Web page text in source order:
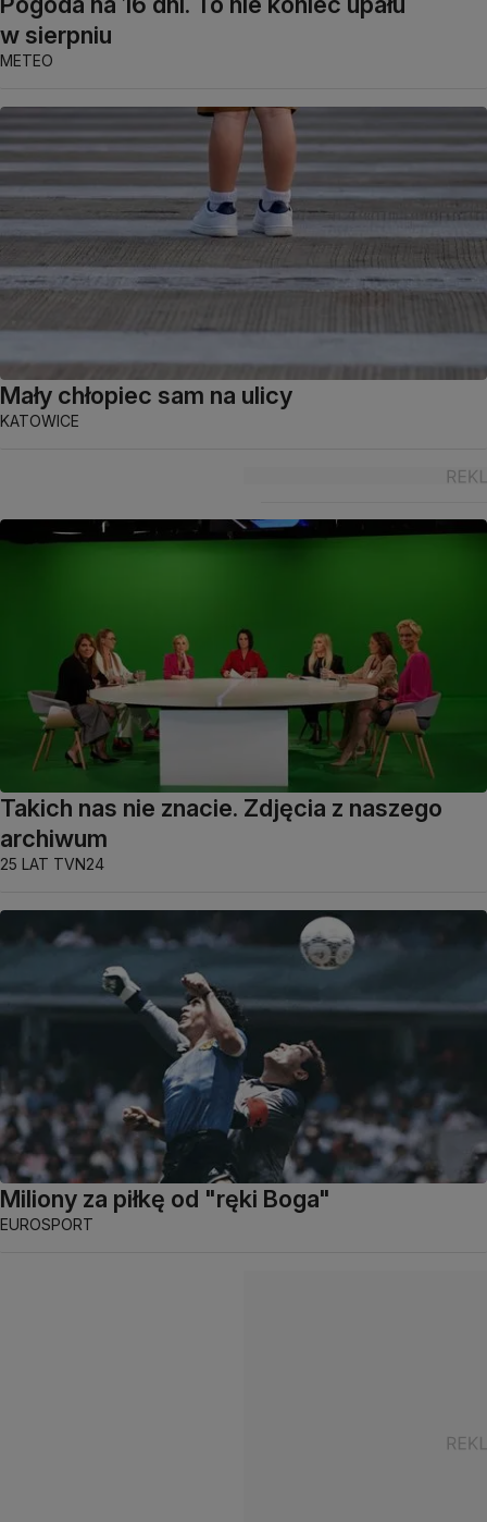
w sierpniu
METEO
Mały chłopiec sam na ulicy
KATOWICE
Takich nas nie znacie. Zdjęcia z naszego
archiwum
25 LAT TVN24
Miliony za piłkę od "ręki Boga"
EUROSPORT